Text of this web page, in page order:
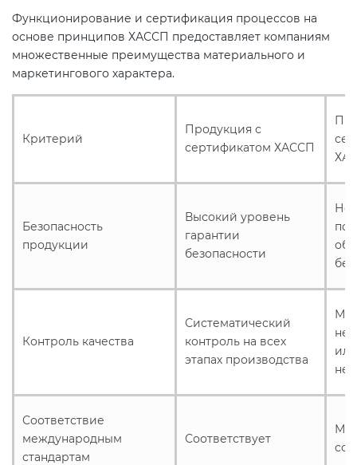
Функционирование и сертификация процессов на
основе принципов ХАССП предоставляет компаниям
множественные преимущества материального и
маркетингового характера.
Критерий
Продукция с
сертификатом ХАССП
Безопасность
продукции
Высокий уровень
гарантии
безопасности
Контроль качества
Систематический
контроль на всех
этапах производства
или
Соответствие
международным
стандартам
Соответствует